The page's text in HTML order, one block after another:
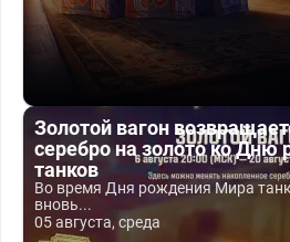
Золотой вагон
серебро на золото ко
танков
Во время Дня рождения Мира
вновь...
05 августа, среда